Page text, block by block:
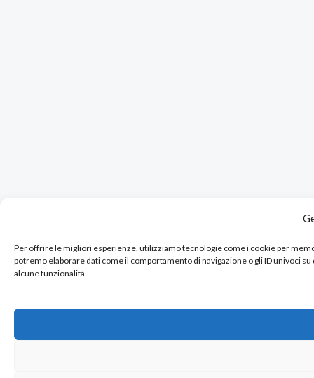
Per offrire le migliori esperienze, utilizziamo tecnologie come i cookie per
potremo elaborare dati come il comportamento di navigazione o gli ID univoci
alcune funzionalità.